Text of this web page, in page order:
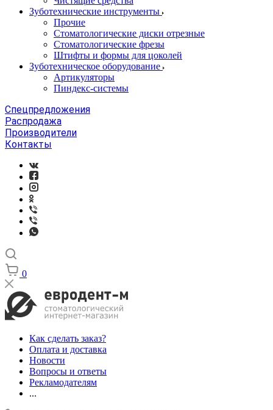
Зуботехнические инструменты
Прочие
Стоматологические диски отрезные
Стоматологические фрезы
Штифты и формы для цоколей
Зуботехническое оборудование
Артикуляторы
Пиндекс-системы
Спецпредложения
Распродажа
Производители
Контакты
0
Как сделать заказ?
Оплата и доставка
Новости
Вопросы и ответы
Рекламодателям
...